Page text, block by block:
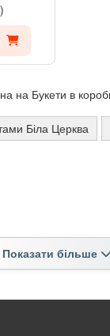
на Букети в
Біла Церква
Показати більше